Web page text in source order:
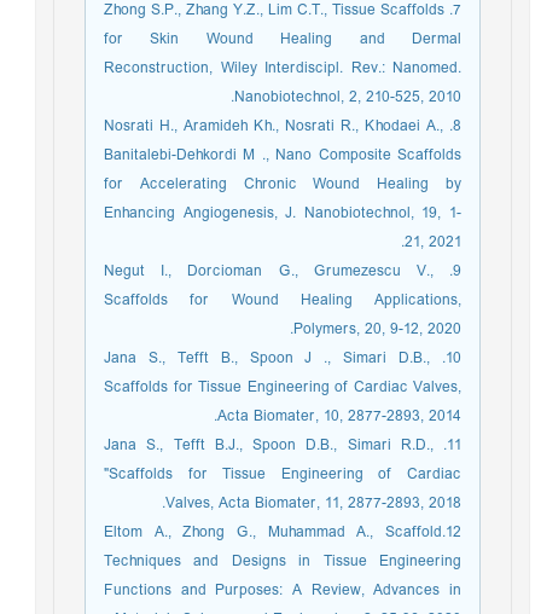
7. Zhong S.P., Zhang Y.Z., Lim C.T., Tissue Scaffolds
for Skin Wound Healing and Dermal
Reconstruction, Wiley Interdiscipl. Rev.: Nanomed.
Nanobiotechnol, 2, 210-525, 2010.
8. Nosrati H., Aramideh Kh., Nosrati R., Khodaei A.,
Banitalebi-Dehkordi M ., Nano Composite Scaffolds
for Accelerating Chronic Wound Healing by
Enhancing Angiogenesis, J. Nanobiotechnol, 19, 1-
21, 2021.
9. Negut I., Dorcioman G., Grumezescu V.,
Scaffolds for Wound Healing Applications,
Polymers, 20, 9-12, 2020.
10. Jana S., Tefft B., Spoon J ., Simari D.B.,
Scaffolds for Tissue Engineering of Cardiac Valves,
Acta Biomater, 10, 2877-2893, 2014.
11. Jana S., Tefft B.J., Spoon D.B., Simari R.D.,
"Scaffolds for Tissue Engineering of Cardiac
Valves, Acta Biomater, 11, 2877-2893, 2018.
12.Eltom A., Zhong G., Muhammad A., Scaffold
Techniques and Designs in Tissue Engineering
Functions and Purposes: A Review, Advances in